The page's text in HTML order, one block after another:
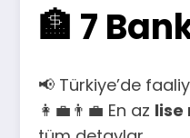
🏦 7
📢 Türkiye’de
👩‍💼👨‍💼 En az lise